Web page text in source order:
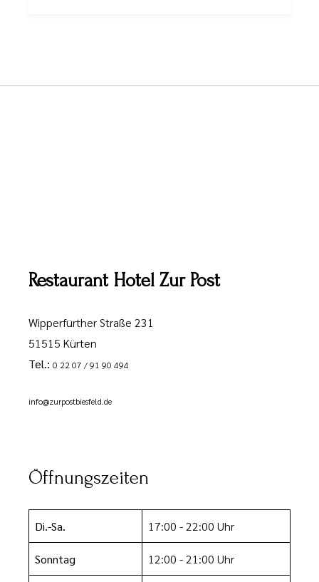
Restaurant Hotel Zur Post
Wipperfürther Straße 231
51515 Kürten
Tel.: 0 22 07 / 91 90 494
info@zurpostbiesfeld.de
Öffnungszeiten
Di.-Sa. 17:00 - 22:00 Uhr
Sonntag 12:00 - 21:00 Uhr